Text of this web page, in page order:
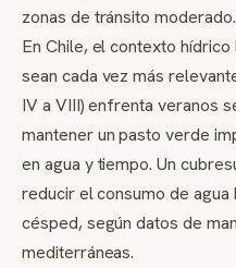
zonas de tránsito moderado.
En Chile, el contexto
sean cada vez más
IV a VIII) enfrenta veranos
mantener un pasto verde
en agua y tiempo. Un
reducir el consumo de
césped, según datos de
mediterráneas.